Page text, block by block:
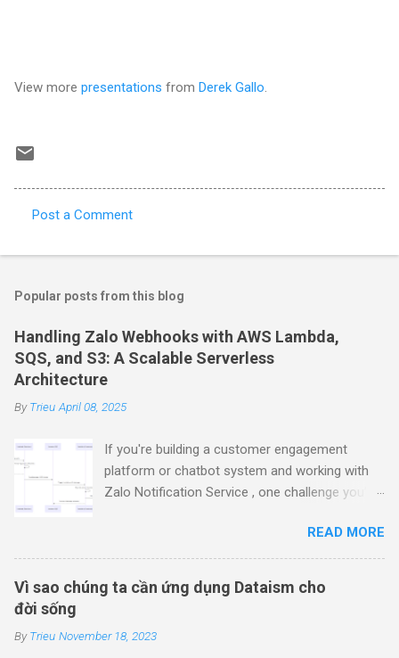
View more presentations from Derek Gallo
o
m
e
n
t
s
Post a Comment
Popular posts from this blog
Handling Zalo Webhooks with AWS Lambda,
SQS, and S3: A Scalable Serverless
Architecture
ByTrieu April 08, 2025
If you're building a customer engagement
platform or chatbot system and working with
Zalo Notification Service , one challenge you’ll
webhook feedback events . This guide walks
you through how to build a robust, scalable
serverless solution using AWS Lambda ,
Amazon SQS , and Amazon S3 , all in Node.js
serverless pipeline to handle Zalo’s
READ MORE
Vì sao chúng ta cần ứng dụng Dataism cho
đời sống
ByTrieu November 18, 2023